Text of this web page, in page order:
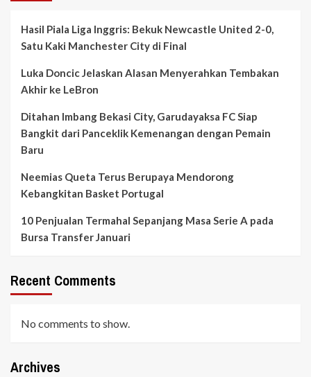
Hasil Piala Liga Inggris: Bekuk Newcastle United 2-0,
Satu Kaki Manchester City di Final
Luka Doncic Jelaskan Alasan Menyerahkan Tembakan
Akhir ke LeBron
Ditahan Imbang Bekasi City, Garudayaksa FC Siap
Bangkit dari Panceklik Kemenangan dengan Pemain
Baru
Neemias Queta Terus Berupaya Mendorong
Kebangkitan Basket Portugal
10 Penjualan Termahal Sepanjang Masa Serie A pada
Bursa Transfer Januari
Recent Comments
No comments to show.
Archives